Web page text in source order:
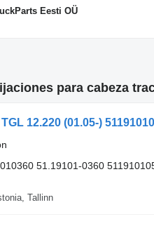
Eesti OÜ
para cabeza
51.19101-0360
Tallinn